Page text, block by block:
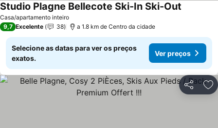
Casa/apartamento inteiro
Studio Plagne Bellecote Ski-In Ski-Out
9,7 Excelente 38 a 1.8 km de Centro da cidade
Selecione as datas para ver os preços
exatos.
Ver preços
Partilhar